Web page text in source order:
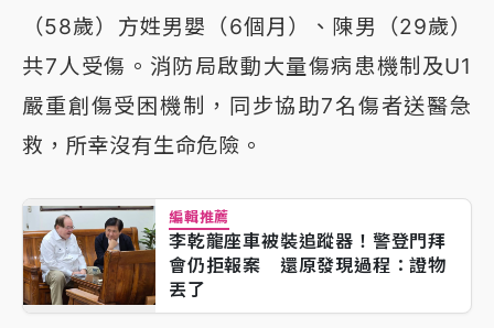
（58歲）方姓男嬰（6個月）、陳男（29歲）
共7人受傷。消防局啟動大量傷病患機制及U1
嚴重創傷受困機制，同步協助7名傷者送醫急
救，所幸沒有生命危險。
編輯推薦
李乾龍座車被裝追蹤器！警登門拜
會仍拒報案 還原發現過程：證物
丟了